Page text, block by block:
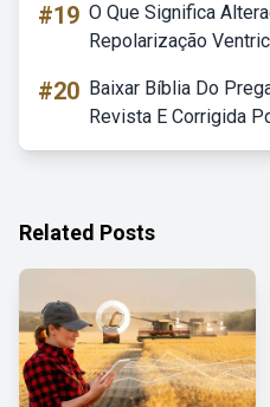
#19 O Que Significa
Repolarização
#20 Baixar Bíblia Do
Revista E Corrigida
Related Posts